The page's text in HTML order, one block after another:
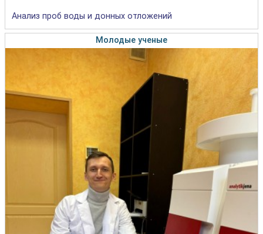
Анализ проб воды и донных отложений
Молодые ученые